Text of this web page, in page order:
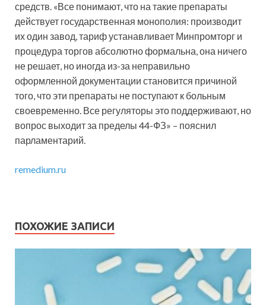
средств. «Все понимают, что на такие препараты
действует государственная монополия: производит
их один завод, тариф устанавливает Минпромторг и
процедура торгов абсолютно формальна, она ничего
не решает, но иногда из-за неправильно
оформленной документации становится причиной
того, что эти препараты не поступают к больным
своевременно. Все регуляторы это поддерживают, но
вопрос выходит за пределы 44-ФЗ» – пояснил
парламентарий.
remedium.ru
ПОХОЖИЕ ЗАПИСИ